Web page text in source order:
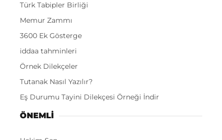
Türk Tabipler Birliği
Memur Zammı
3600 Ek Gösterge
iddaa tahminleri
Örnek Dilekçeler
Tutanak Nasıl Yazılır?
Eş Durumu Tayini Dilekçesi Örneği İndir
ÖNEMLI